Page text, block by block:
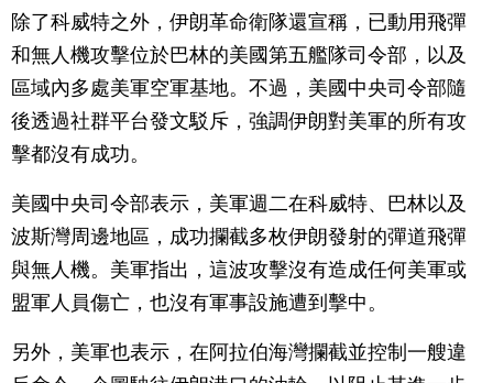
除了科威特之外，伊朗革命衛隊還宣稱，已動用飛彈
和無人機攻擊位於巴林的美國第五艦隊司令部，以及
區域內多處美軍空軍基地。不過，美國中央司令部隨
後透過社群平台發文駁斥，強調伊朗對美軍的所有攻
擊都沒有成功。
美國中央司令部表示，美軍週二在科威特、巴林以及
波斯灣周邊地區，成功攔截多枚伊朗發射的彈道飛彈
與無人機。美軍指出，這波攻擊沒有造成任何美軍或
盟軍人員傷亡，也沒有軍事設施遭到擊中。
另外，美軍也表示，在阿拉伯海灣攔截並控制一艘違